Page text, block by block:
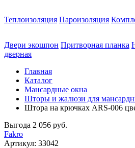
Теплоизоляция Пароизоляция
Двери экошпон Притворная планка
дверная
Главная
Каталог
Мансардные окна
Шторы и жалюзи для
Штора на крючках ARS-006
Выгода 2 056 руб.
Fakro
Артикул: 33042